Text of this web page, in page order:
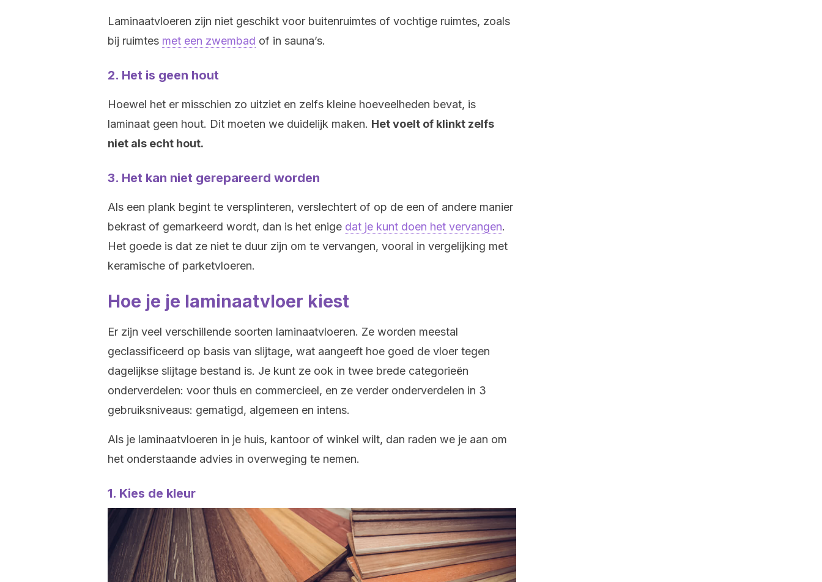
Laminaatvloeren zijn niet geschikt voor buitenruimtes of vochtige ruimtes, zoals
bij ruimtes met een zwembad of in sauna’s.
2. Het is geen hout
Hoewel het er misschien zo uitziet en zelfs kleine hoeveelheden bevat, is
laminaat geen hout. Dit moeten we duidelijk maken. Het voelt of klinkt zelfs
niet als echt hout.
3. Het kan niet gerepareerd worden
Als een plank begint te versplinteren, verslechtert of op de een of andere manier
bekrast of gemarkeerd wordt, dan is het enige dat je kunt doen het vervangen.
Het goede is dat ze niet te duur zijn om te vervangen, vooral in vergelijking met
keramische of parketvloeren.
Hoe je je laminaatvloer kiest
Er zijn veel verschillende soorten laminaatvloeren. Ze worden meestal
geclassificeerd op basis van slijtage, wat aangeeft hoe goed de vloer tegen
dagelijkse slijtage bestand is. Je kunt ze ook in twee brede categorieën
onderverdelen: voor thuis en commercieel, en ze verder onderverdelen in 3
gebruiksniveaus: gematigd, algemeen en intens.
Als je laminaatvloeren in je huis, kantoor of winkel wilt, dan raden we je aan om
het onderstaande advies in overweging te nemen.
1. Kies de kleur